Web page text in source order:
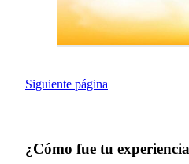
Siguiente página
¿Cómo fue tu